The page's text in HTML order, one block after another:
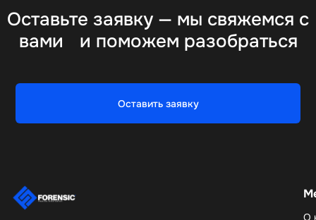
Оставьте заявку — мы свяжемся с
вами и поможем разобраться
Оставить заявку
О